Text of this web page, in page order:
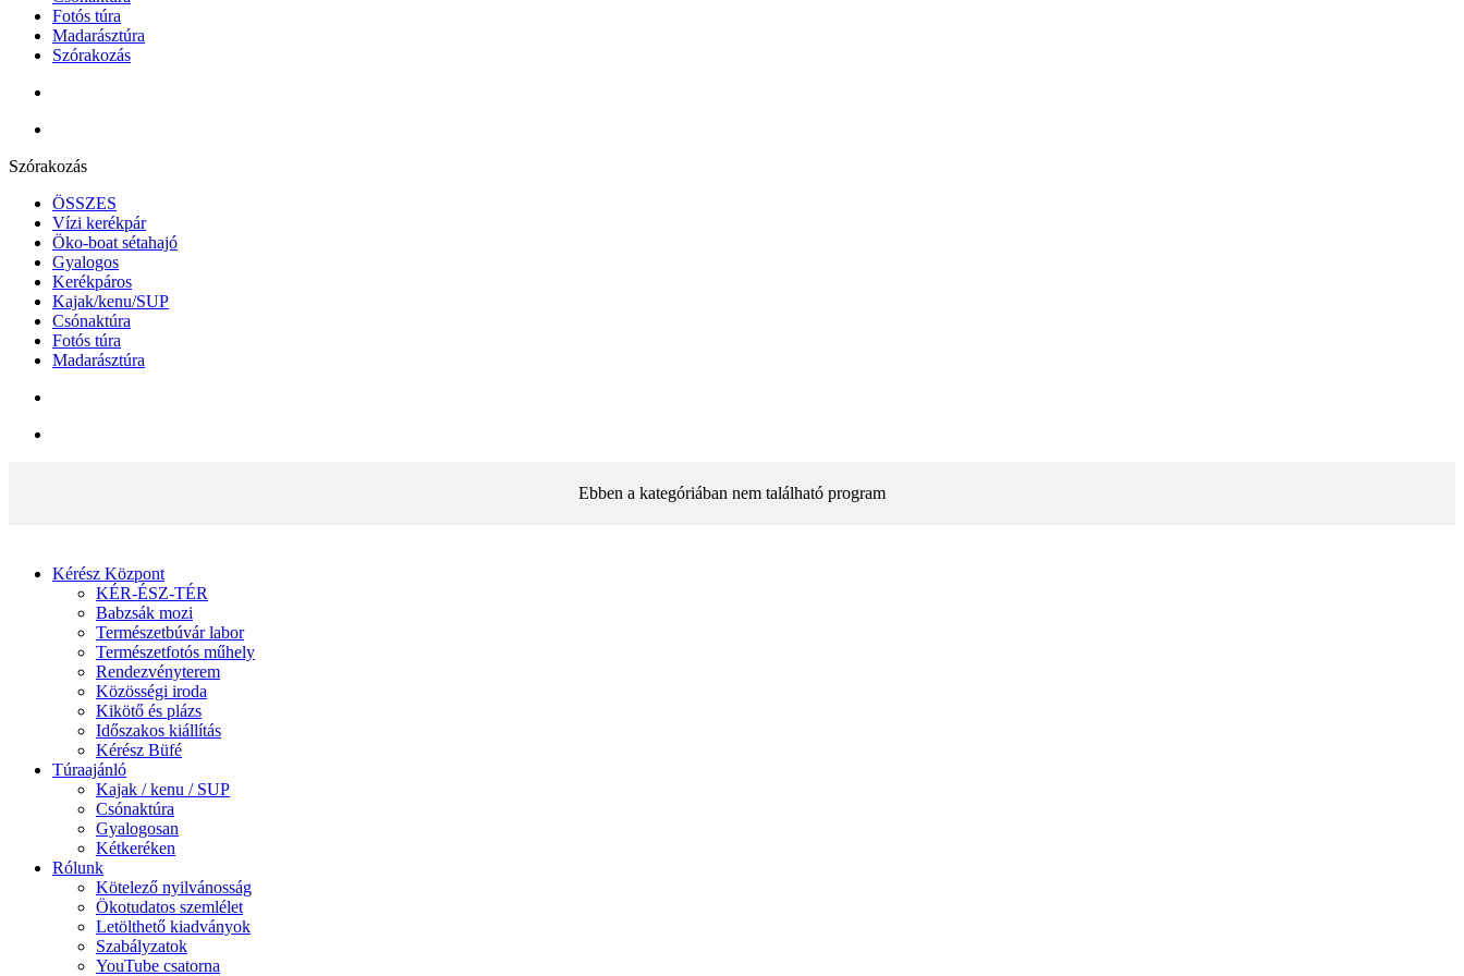
Fotós túra
Madarásztúra
Szórakozás
Szórakozás
ÖSSZES
Vízi kerékpár
Öko-boat sétahajó
Gyalogos
Kerékpáros
Kajak/kenu/SUP
Csónaktúra
Fotós túra
Madarásztúra
Ebben a kategóriában nem található program
Kérész Központ
KÉR-ÉSZ-TÉR
Babzsák mozi
Természetbúvár labor
Természetfotós műhely
Rendezvényterem
Közösségi iroda
Kikötő és plázs
Időszakos kiállítás
Kérész Büfé
Túraajánló
Kajak / kenu / SUP
Csónaktúra
Gyalogosan
Kétkeréken
Rólunk
Kötelező nyilvánosság
Ökotudatos szemlélet
Letölthető kiadványok
Szabályzatok
YouTube csatorna